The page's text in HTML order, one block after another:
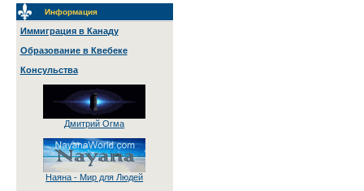
Информация
Иммиграция в Канаду
Образование в Квебеке
Консульства
Дмитрий Огма
Наяна - Мир для Людей